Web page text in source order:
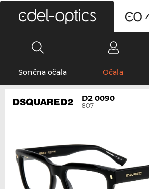
Sončna očala Očala
D2 0090
807